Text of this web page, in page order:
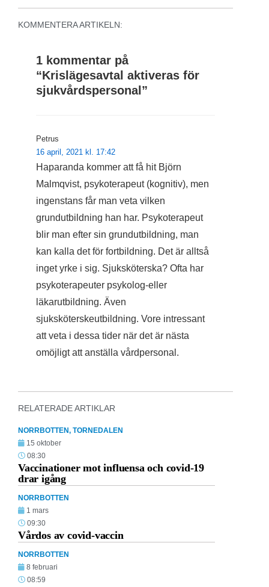
KOMMENTERA ARTIKELN:
1 kommentar på
“Krislägesavtal aktiveras för
sjukvårdspersonal”
Petrus
16 april, 2021 kl. 17:42
Haparanda kommer att få hit Björn
Malmqvist, psykoterapeut (kognitiv), men
ingenstans får man veta vilken
grundutbildning han har. Psykoterapeut
blir man efter sin grundutbildning, man
kan kalla det för fortbildning. Det är alltså
inget yrke i sig. Sjuksköterska? Ofta har
psykoterapeuter psykolog-eller
läkarutbildning. Även
sjuksköterskeutbildning. Vore intressant
att veta i dessa tider när det är nästa
omöjligt att anställa vårdpersonal.
RELATERADE ARTIKLAR
NORRBOTTEN, TORNEDALEN
15 oktober
08:30
Vaccinationer mot influensa och covid-19
drar igång
NORRBOTTEN
1 mars
09:30
Vårdos av covid-vaccin
NORRBOTTEN
8 februari
08:59